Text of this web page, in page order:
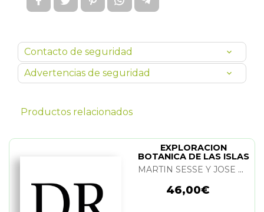
Contacto de seguridad
Advertencias de seguridad
Productos relacionados
EXPLORACION
BOTANICA DE LAS ISLAS
DE BARLOVENTO MARTIN SESSE Y JOSE ESTEVEZ
46,00€